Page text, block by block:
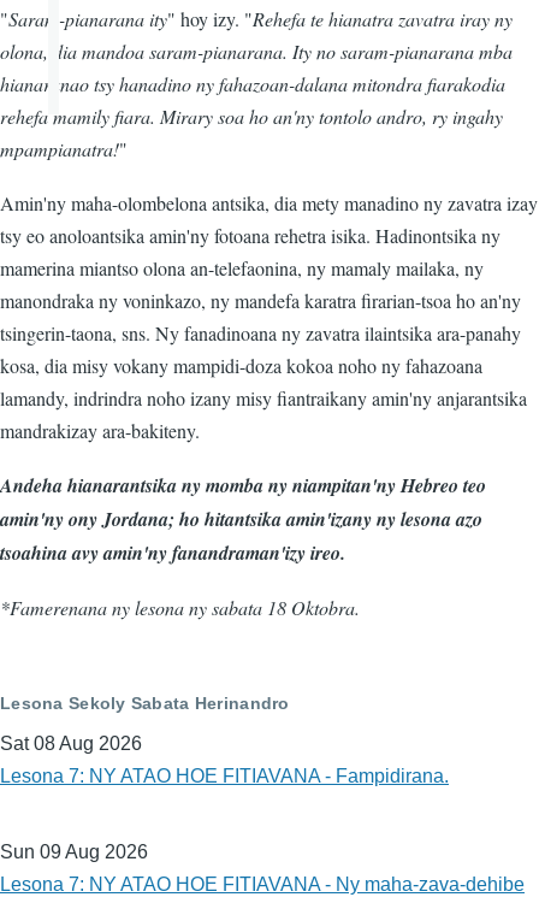
"Saram-pianarana ity" hoy izy. "Rehefa te hianatra zavatra iray ny
olona, dia mandoa saram-pianarana. Ity no saram-pianarana mba
hianaranao tsy hanadino ny fahazoan-dalana mitondra fiarakodia
rehefa mamily fiara. Mirary soa ho an'ny tontolo andro, ry ingahy
mpampianatra!"
Amin'ny maha-olombelona antsika, dia mety manadino ny zavatra izay
tsy eo anoloantsika amin'ny fotoana rehetra isika. Hadinontsika ny
mamerina miantso olona an-telefaonina, ny mamaly mailaka, ny
manondraka ny voninkazo, ny mandefa karatra firarian-tsoa ho an'ny
tsingerin-taona, sns. Ny fanadinoana ny zavatra ilaintsika ara-panahy
kosa, dia misy vokany mampidi-doza kokoa noho ny fahazoana
lamandy, indrindra noho izany misy fiantraikany amin'ny anjarantsika
mandrakizay ara-bakiteny.
Andeha hianarantsika ny momba ny niampitan'ny Hebreo teo
amin'ny ony Jordana; ho hitantsika amin'izany ny lesona azo
tsoahina avy amin'ny fanandraman'izy ireo.
*Famerenana ny lesona ny sabata 18 Oktobra.
Lesona Sekoly Sabata Herinandro
Sat 08 Aug 2026
Lesona 7: NY ATAO HOE FITIAVANA - Fampidirana.
Sun 09 Aug 2026
Lesona 7: NY ATAO HOE FITIAVANA - Ny maha-zava-dehibe